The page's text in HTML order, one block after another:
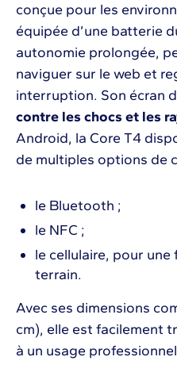
conçue pour les
équipée d’une batterie
autonomie prolongée,
naviguer sur le web et
interruption. Son écran
contre les chocs et les
Android, la Core T4
de multiples options de
le Bluetooth ;
le NFC ;
le cellulaire, pour
terrain.
Avec ses dimensions
cm), elle est facilement
à un usage